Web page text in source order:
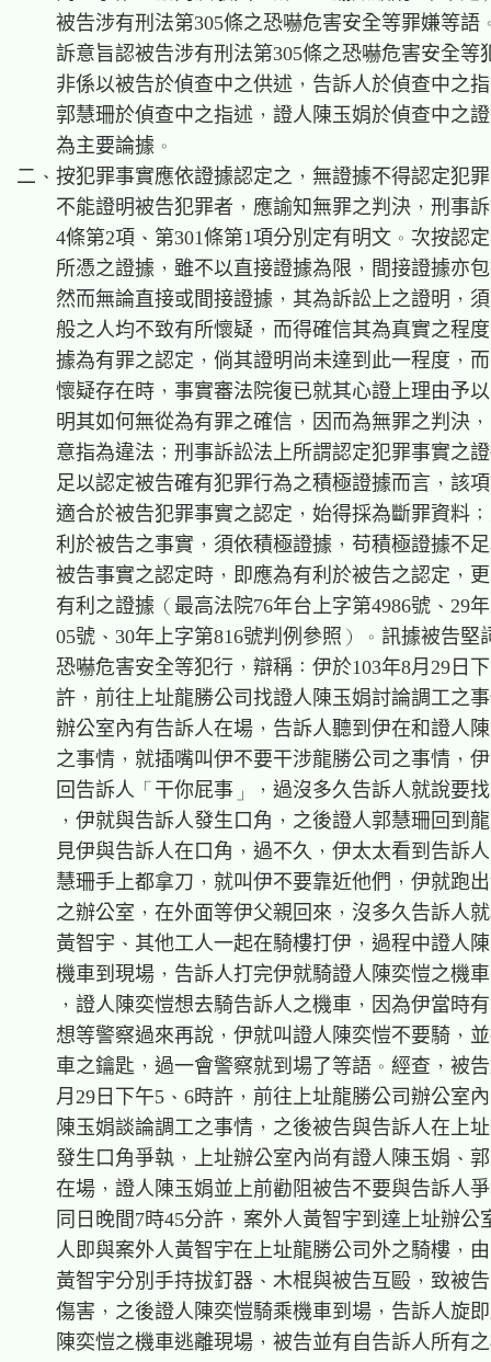
被告涉有刑法第305條之恐嚇危害安全等罪嫌等語
訴意旨認被告涉有刑法第305條之恐嚇危害安全等
非係以被告於偵查中之供述，告訴人於偵查中之
郭慧珊於偵查中之指述，證人陳玉娟於偵查中之
    為主要論據。
二、按犯罪事實應依證據認定之，無證據不得認定犯
不能證明被告犯罪者，應諭知無罪之判決，刑事
4條第2項、第301條第1項分別定有明文。次按認
所憑之證據，雖不以直接證據為限，間接證據亦
然而無論直接或間接證據，其為訴訟上之證明，
般之人均不致有所懷疑，而得確信其為真實之程
據為有罪之認定，倘其證明尚未達到此一程度，
懷疑存在時，事實審法院復已就其心證上理由予
明其如何無從為有罪之確信，因而為無罪之判決
意指為違法；刑事訴訟法上所謂認定犯罪事實之
足以認定被告確有犯罪行為之積極證據而言，該
適合於被告犯罪事實之認定，始得採為斷罪資料
利於被告之事實，須依積極證據，苟積極證據不
被告事實之認定時，即應為有利於被告之認定，
有利之證據（最高法院76年台上字第4986號、29
05號、30年上字第816號判例參照）。訊據被告堅
恐嚇危害安全等犯行，辯稱：伊於103年8月29日
許，前往上址龍勝公司找證人陳玉娟討論調工之
辦公室內有告訴人在場，告訴人聽到伊在和證人
之事情，就插嘴叫伊不要干涉龍勝公司之事情，
回告訴人「干你屁事」，過沒多久告訴人就說要
，伊就與告訴人發生口角，之後證人郭慧珊回到
見伊與告訴人在口角，過不久，伊太太看到告訴
慧珊手上都拿刀，就叫伊不要靠近他們，伊就跑
之辦公室，在外面等伊父親回來，沒多久告訴人
黃智宇、其他工人一起在騎樓打伊，過程中證人
機車到現場，告訴人打完伊就騎證人陳奕愷之機
，證人陳奕愷想去騎告訴人之機車，因為伊當時
想等警察過來再說，伊就叫證人陳奕愷不要騎，
車之鑰匙，過一會警察就到場了等語。經查，被
月29日下午5、6時許，前往上址龍勝公司辦公室
陳玉娟談論調工之事情，之後被告與告訴人在上
發生口角爭執，上址辦公室內尚有證人陳玉娟、
在場，證人陳玉娟並上前勸阻被告不要與告訴人
同日晚間7時45分許，案外人黃智宇到達上址辦公
人即與案外人黃智宇在上址龍勝公司外之騎樓，
黃智宇分別手持拔釘器、木棍與被告互毆，致被
傷害，之後證人陳奕愷騎乘機車到場，告訴人旋
陳奕愷之機車逃離現場，被告並有自告訴人所有